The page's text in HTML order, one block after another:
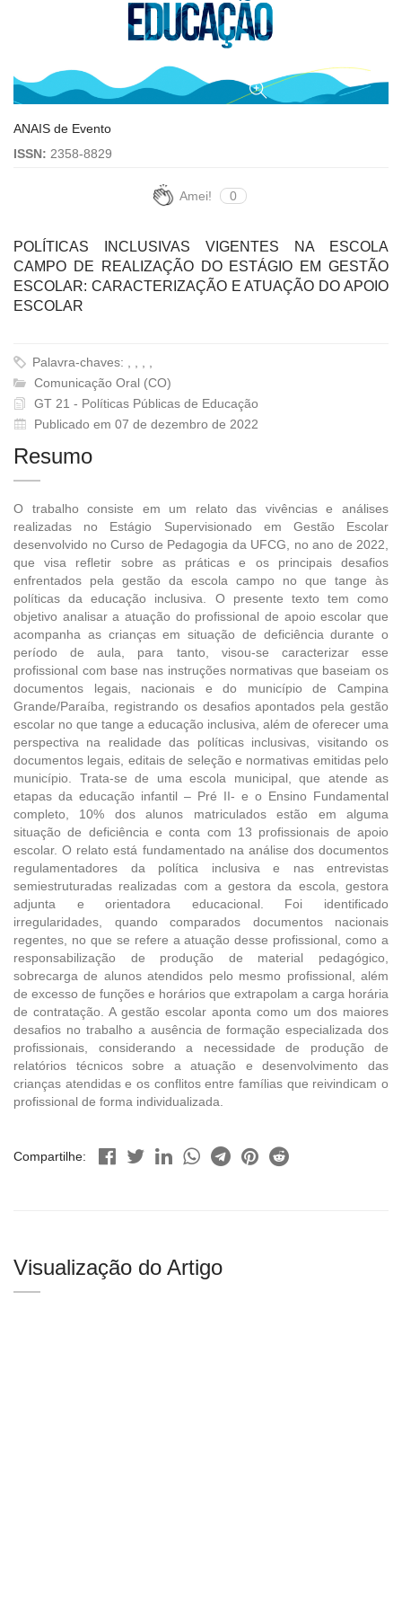
ANAIS de Evento
ISSN: 2358-8829
Amei! 0
POLÍTICAS INCLUSIVAS VIGENTES NA ESCOLA
CAMPO DE REALIZAÇÃO DO ESTÁGIO EM GESTÃO
ESCOLAR: CARACTERIZAÇÃO E ATUAÇÃO DO APOIO
ESCOLAR
Palavra-chaves: , , , ,
Comunicação Oral (CO)
GT 21 - Políticas Públicas de Educação
Publicado em 07 de dezembro de 2022
Resumo
O trabalho consiste em um relato das vivências e análises
realizadas no Estágio Supervisionado em Gestão Escolar
desenvolvido no Curso de Pedagogia da UFCG, no ano de 2022,
que visa refletir sobre as práticas e os principais desafios
enfrentados pela gestão da escola campo no que tange às
políticas da educação inclusiva. O presente texto tem como
objetivo analisar a atuação do profissional de apoio escolar que
acompanha as crianças em situação de deficiência durante o
período de aula, para tanto, visou-se caracterizar esse
profissional com base nas instruções normativas que baseiam os
documentos legais, nacionais e do município de Campina
Grande/Paraíba, registrando os desafios apontados pela gestão
escolar no que tange a educação inclusiva, além de oferecer uma
perspectiva na realidade das políticas inclusivas, visitando os
documentos legais, editais de seleção e normativas emitidas pelo
município. Trata-se de uma escola municipal, que atende as
etapas da educação infantil – Pré II- e o Ensino Fundamental
completo, 10% dos alunos matriculados estão em alguma
situação de deficiência e conta com 13 profissionais de apoio
escolar. O relato está fundamentado na análise dos documentos
regulamentadores da política inclusiva e nas entrevistas
semiestruturadas realizadas com a gestora da escola, gestora
adjunta e orientadora educacional. Foi identificado
irregularidades, quando comparados documentos nacionais
regentes, no que se refere a atuação desse profissional, como a
responsabilização de produção de material pedagógico,
sobrecarga de alunos atendidos pelo mesmo profissional, além
de excesso de funções e horários que extrapolam a carga horária
de contratação. A gestão escolar aponta como um dos maiores
desafios no trabalho a ausência de formação especializada dos
profissionais, considerando a necessidade de produção de
relatórios técnicos sobre a atuação e desenvolvimento das
crianças atendidas e os conflitos entre famílias que reivindicam o
profissional de forma individualizada.
Compartilhe:
Visualização do Artigo